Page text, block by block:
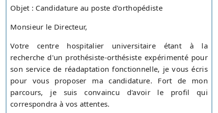
Objet : Candidature au poste d'orthopédiste
Monsieur le Directeur,
Votre centre hospitalier universitaire étant à la
recherche d'un prothésiste-orthésiste expérimenté pour
son service de réadaptation fonctionnelle, je vous écris
pour vous proposer ma candidature. Fort de mon
parcours, je suis convaincu d'avoir le profil qui
correspondra à vos attentes.